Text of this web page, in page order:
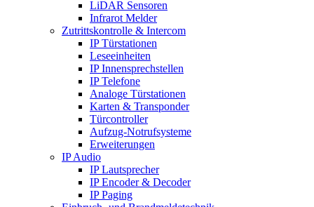
LiDAR Sensoren
Infrarot Melder
Zutrittskontrolle & Intercom
IP Türstationen
Leseeinheiten
IP Innensprechstellen
IP Telefone
Analoge Türstationen
Karten & Transponder
Türcontroller
Aufzug-Notrufsysteme
Erweiterungen
IP Audio
IP Lautsprecher
IP Encoder & Decoder
IP Paging